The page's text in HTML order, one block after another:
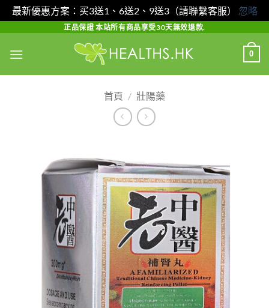
最新優惠方案：买3送1、6送2、9送3（請聯繫客服） 忽略
content
正品保證 本站所有商品享受30天無效退款.
0
首頁 / 壯陽藥